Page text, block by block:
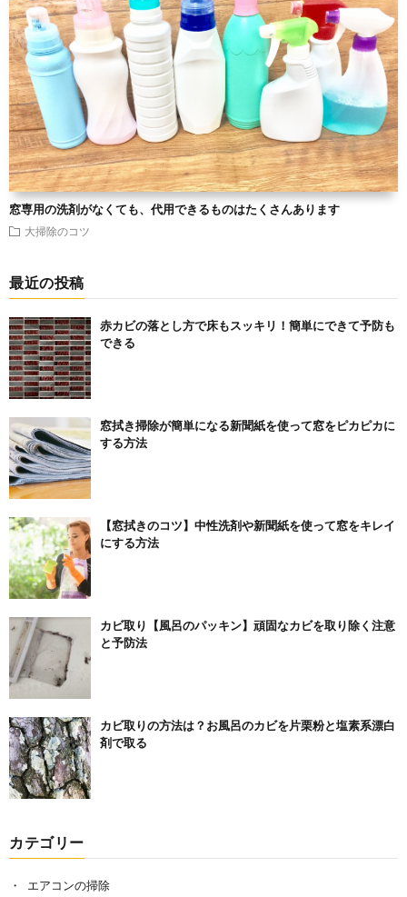
窓専用の洗剤がなくても、代用できるものはたくさんあります
大掃除のコツ
最近の投稿
赤カビの落とし方で床もスッキリ！簡単にできて予防も
できる
窓拭き掃除が簡単になる新聞紙を使って窓をピカピカに
する方法
【窓拭きのコツ】中性洗剤や新聞紙を使って窓をキレイ
にする方法
カビ取り【風呂のパッキン】頑固なカビを取り除く注意
と予防法
カビ取りの方法は？お風呂のカビを片栗粉と塩素系漂白
剤で取る
カテゴリー
エアコンの掃除